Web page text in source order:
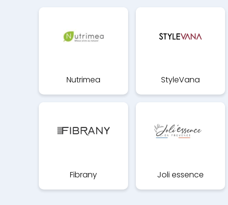
Nutrimea StyleVana
Fibrany Joli essence